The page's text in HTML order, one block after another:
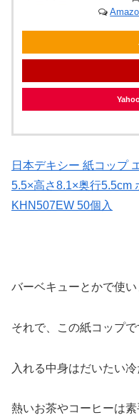
日本デキシー 紙コップ
5.5×高さ8.1×奥行5.5cm
KHN507EW 50個入
バーベキューとかで使い
それで、この紙コップで
入れる中身はだいたい冷
熱いお茶やコーヒーは素